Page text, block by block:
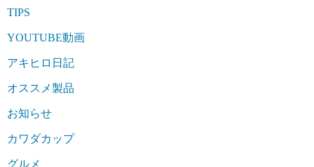
TIPS
YOUTUBE動画
アキヒロ日記
オススメ製品
お知らせ
カワダカップ
グルメ